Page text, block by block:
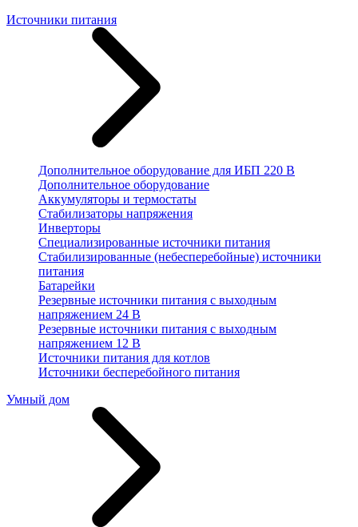
Источники питания
Дополнительное оборудование для ИБП 220 В
Дополнительное оборудование
Аккумуляторы и термостаты
Стабилизаторы напряжения
Инверторы
Специализированные источники питания
Стабилизированные (небесперебойные) источники
питания
Батарейки
Резервные источники питания с выходным
напряжением 24 В
Резервные источники питания с выходным
напряжением 12 В
Источники питания для котлов
Источники бесперебойного питания
Умный дом